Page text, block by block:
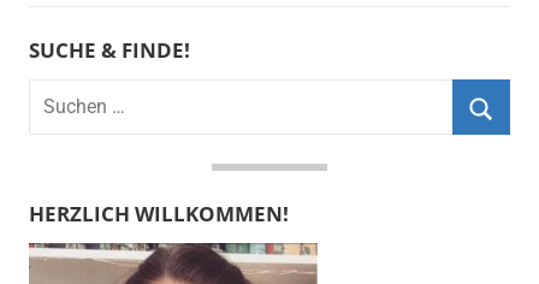
SUCHE & FINDE!
Suchen
HERZLICH WILLKOMMEN!